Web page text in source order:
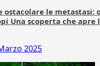
ostacolare le metastasi:
Una scoperta che apre
2025